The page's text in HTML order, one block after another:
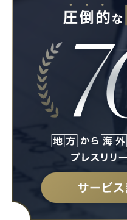
Japanese
English